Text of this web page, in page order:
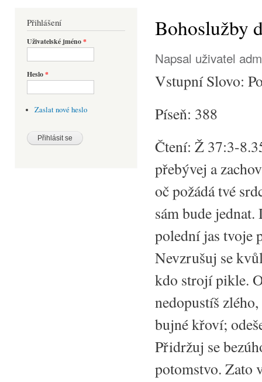
Přihlášení
Uživatelské jméno*
Heslo*
Zaslat nové heslo
Bohoslužby
Napsal uživatel
Vstupní Slovo:
Píseň: 388
Čtení: Ž 37:3-
přebývej a
oč požádá tvé
sám bude
polední jas tvoje
Nevzrušuj se
kdo strojí pikle.
nedopustíš
bujné křoví;
Přidržuj se
potomstvo. Zato